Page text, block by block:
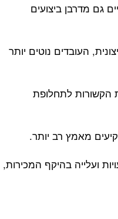
גם מדרבן ביצועים
העובדים נוטים יותר
הקשורות לתחלופת
מאמץ רב יותר.
ועלייה בהיקף המכירות,